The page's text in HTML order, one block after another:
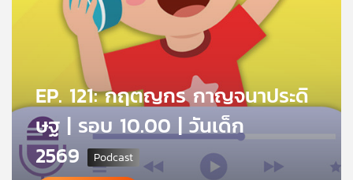
เพลง
บทความ
EP. 121: กฤตญกร กาญจนาประดิ
ษฐ | รอบ 10.00 | วันเด็ก
2569